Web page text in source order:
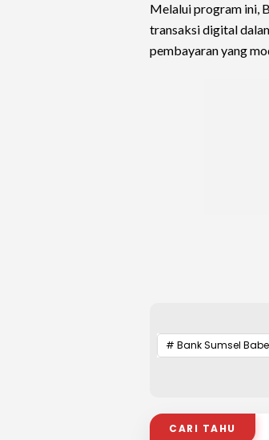
Melalui program ini,
transaksi digital
pembayaran yang
# Bank Sumsel
CARI TAHU